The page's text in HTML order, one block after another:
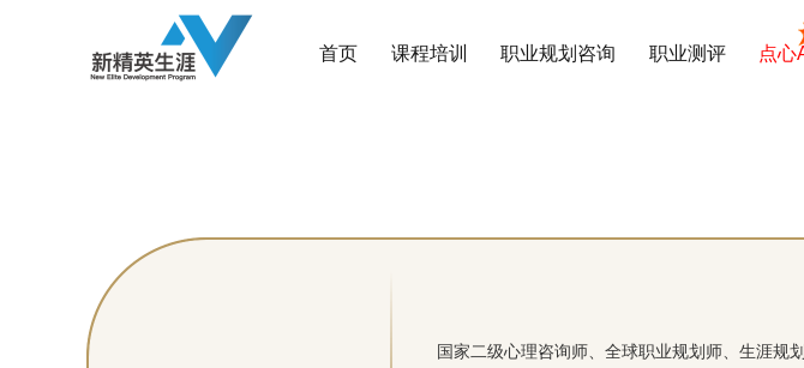
首页 课程培训 职业规划咨询 职业测评 点心
国家二级心理咨询师、全球职业规划师、生涯规